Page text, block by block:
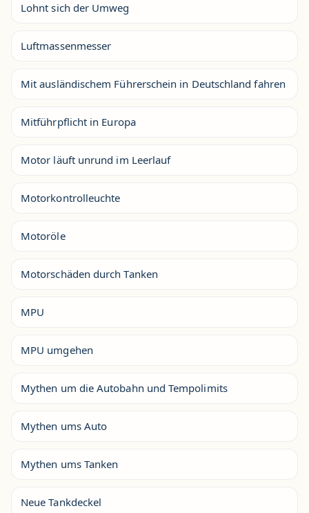
Lohnt sich der Umweg
Luftmassenmesser
Mit ausländischem Führerschein in Deutschland fahren
Mitführpflicht in Europa
Motor läuft unrund im Leerlauf
Motorkontrolleuchte
Motoröle
Motorschäden durch Tanken
MPU
MPU umgehen
Mythen um die Autobahn und Tempolimits
Mythen ums Auto
Mythen ums Tanken
Neue Tankdeckel